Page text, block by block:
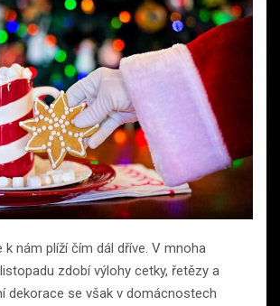
nám plíží čím dál dříve. V mnoha
zdobí výlohy cetky, řetězy a
dekorace se však v domácnostech